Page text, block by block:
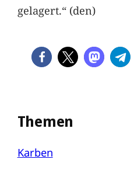
gelagert.“ (den)
Themen
Karben